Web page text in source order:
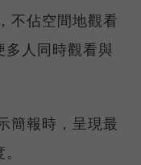
不佔空間地觀看
多人同時觀看與
簡報時，呈現最